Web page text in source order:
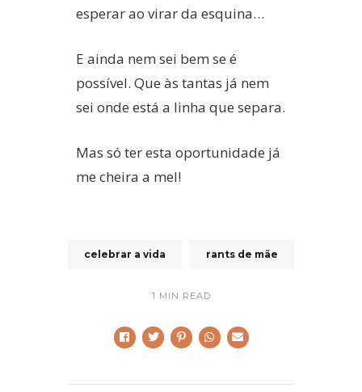
esperar ao virar da esquina…
E ainda nem sei bem se é
possível. Que às tantas já nem
sei onde está a linha que separa.
Mas só ter esta oportunidade já
me cheira a mel!
celebrar a vida rants de mãe
1 MIN READ